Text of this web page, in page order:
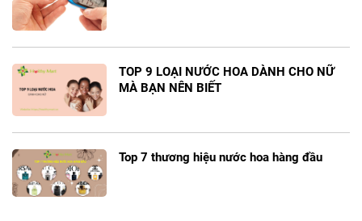
TOP 9 LOẠI NƯỚC HOA DÀNH CHO NỮ
MÀ BẠN NÊN BIẾT
Top 7 thương hiệu nước hoa hàng đầu